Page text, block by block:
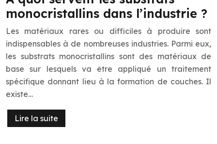
monocristallins dans l’industrie ?
Les matériaux rares ou difficiles à produire sont
indispensables à de nombreuses industries. Parmi eux,
les substrats monocristallins sont des matériaux de
base sur lesquels va être appliqué un traitement
spécifique donnant lieu à la formation de couches. Il
existe…
Lire la suite